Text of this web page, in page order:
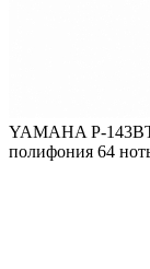
YAMAHA P-
полифония 64